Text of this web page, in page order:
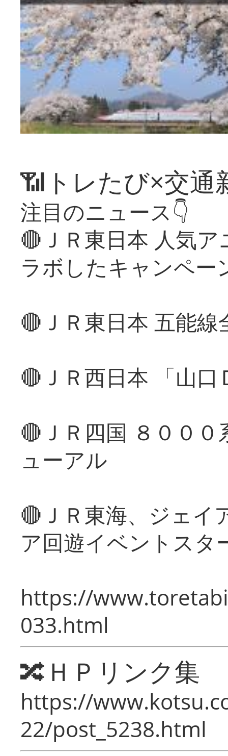
📶トレたび×交通
注目のニュース👇
🔴ＪＲ東日本 人気
ラボしたキャンペー
🔴ＪＲ東日本 五能
🔴ＪＲ西日本 「山
🔴ＪＲ四国 ８００
ューアル
🔴ＪＲ東海、ジェイ
ア回遊イベントスタ
https://
033.html
🔀ＨＰリンク集
https://
22/post_5238.html